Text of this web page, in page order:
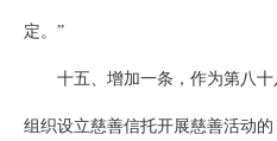
定。”
十五、增加一条，作为第八
组织设立慈善信托开展慈善活动